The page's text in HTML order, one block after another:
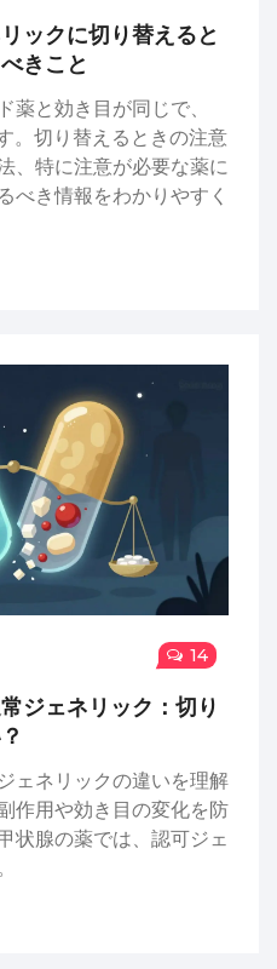
ックに切り替えると
きこと
薬と効き目が同じで、
。切り替えるときの注意
、特に注意が必要な薬に
べき情報をわかりやすく
14
ジェネリック：切り
ェネリックの違いを理解
作用や効き目の変化を防
状腺の薬では、認可ジェ